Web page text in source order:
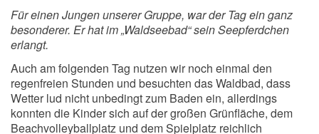
Für einen Jungen unserer Gruppe, war der Tag ein ganz
besonderer. Er hat im „Waldseebad“ sein Seepferdchen
erlangt.
Auch am folgenden Tag nutzen wir noch einmal den
regenfreien Stunden und besuchten das Waldbad, dass
Wetter lud nicht unbedingt zum Baden ein, allerdings
konnten die Kinder sich auf der großen Grünfläche, dem
Beachvolleyballplatz und dem Spielplatz reichlich